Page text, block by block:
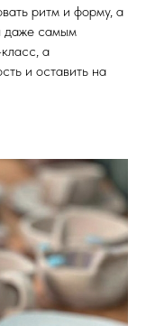
ритм и форму, а
даже самым
а
и оставить на